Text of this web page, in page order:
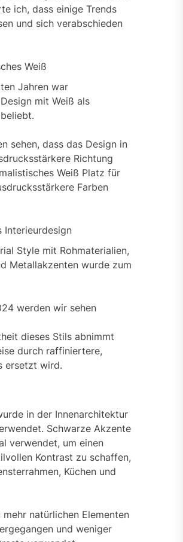
ich, dass einige Trends
und sich verabschieden
Weiß
Jahren war
mit Weiß als
sehen, dass das Design in
Richtung
Weiß Platz für
Farben
Interieurdesign
Style mit Rohmaterialien,
Metallakzenten wurde zum
werden wir sehen
dieses Stils abnimmt
durch raffiniertere,
ersetzt wird.
in der Innenarchitektur
Schwarze Akzente
verwendet, um einen
Kontrast zu schaffen,
Küchen und
natürlichen Elementen
und weniger